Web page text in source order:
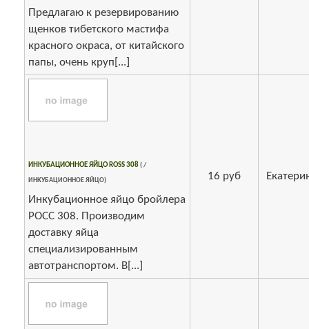
Предлагаю к резервированию
щенков тибетского мастифа
красного окраса, от китайского
папы, очень круп[...]
ИНКУБАЦИОННОЕ ЯЙЦО ROSS 308( /
ИНКУБАЦИОННОЕ ЯЙЦО)
Инкубационное яйцо бройлера
РОСС 308. Производим
доставку яйца
специализированным
автотранспортом. В[...]
16 руб